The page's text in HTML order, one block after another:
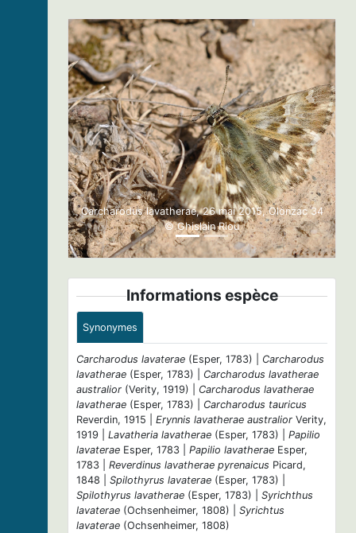
Carcharodus lavatherae, 26 mai 2015, Olonzac 34
© Ghislain Riou
Previous Next
Informations espèce
Synonymes
Carcharodus lavaterae (Esper, 1783) | Carcharodus
lavatherae (Esper, 1783) | Carcharodus lavatherae
australior (Verity, 1919) | Carcharodus lavatherae
lavatherae (Esper, 1783) | Carcharodus tauricus
Reverdin, 1915 | Erynnis lavatherae australior Verity,
1919 | Lavatheria lavatherae (Esper, 1783) | Papilio
lavaterae Esper, 1783 | Papilio lavatherae Esper,
1783 | Reverdinus lavatherae pyrenaicus Picard,
1848 | Spilothyrus lavaterae (Esper, 1783) |
Spilothyrus lavatherae (Esper, 1783) | Syrichthus
lavaterae (Ochsenheimer, 1808) | Syrichtus
lavaterae (Ochsenheimer, 1808)